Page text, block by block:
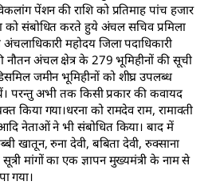
पेंशन की राशि को प्रतिमाह पांच हजार
को संबोधित करते हुये अंचल सचिव प्रमिला
महोदय जिला पदाधिकारी
नौतन अंचल क्षेत्र के 279 भूमिहीनों की सूची
जमीन भूमिहीनों को शीघ्र उपलब्ध
परन्तु अभी तक किसी प्रकार की कवायद
किया गया।धरना को रामदेव राम, रामावती
नेताओं ने भी संबोधित किया। बाद में
खातून, रुना देवी, बबिता देवी, रुक्साना
सूत्री मांगों का एक ज्ञापन मुख्यमंत्री के नाम से
गया।